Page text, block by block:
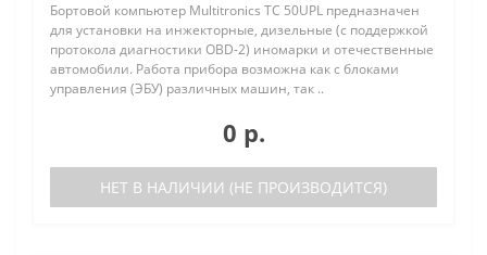
Бортовой компьютер Multitronics TC 50UPL предназначен
для установки на инжекторные, дизельные (с поддержкой
протокола диагностики OBD-2) иномарки и отечественные
автомобили. Работа прибора возможна как с блоками
управления (ЭБУ) различных машин, так ..
0 р.
НЕТ В НАЛИЧИИ (НЕ ПРОИЗВОДИТСЯ)